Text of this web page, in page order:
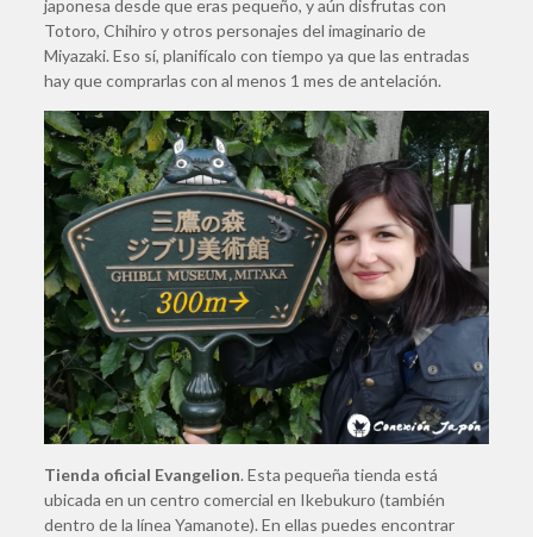
japonesa desde que eras pequeño, y aún disfrutas con
Totoro, Chihiro y otros personajes del imaginario de
Miyazaki. Eso sí, planifícalo con tiempo ya que las entradas
hay que comprarlas con al menos 1 mes de antelación.
Tienda oficial Evangelion. Esta pequeña tienda está
ubicada en un centro comercial en Ikebukuro (también
dentro de la línea Yamanote). En ellas puedes encontrar